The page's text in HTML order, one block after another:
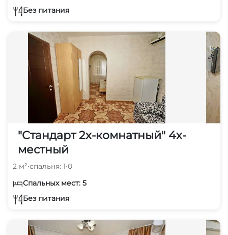
Без питания
"Стандарт 2х-комнатный" 4х-
местный
2 м²•спальня: 1•0
Спальных мест: 5
Без питания